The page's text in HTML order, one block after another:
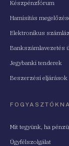
Készpénzfórum
Hamisítás
Elektronikus
Bankszámlavezetés
Jegybanki tenderek
Beszerzési eljárások
Mit tegyünk, ha
Ügyfélszolgálat